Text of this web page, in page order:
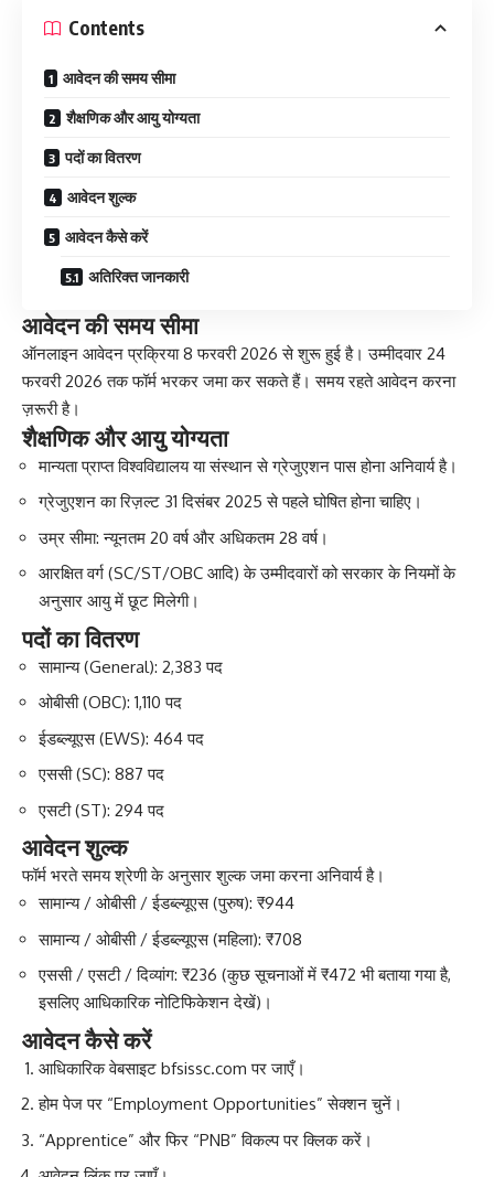
Contents
आवेदन की समय सीमा
शैक्षणिक और आयु योग्यता
पदों का वितरण
आवेदन शुल्क
आवेदन कैसे करें
अतिरिक्त जानकारी
आवेदन की समय सीमा
ऑनलाइन आवेदन प्रक्रिया 8 फरवरी 2026 से शुरू हुई है। उम्मीदवार 24
फरवरी 2026 तक फॉर्म भरकर जमा कर सकते हैं। समय रहते आवेदन करना
ज़रूरी है।
शैक्षणिक और आयु योग्यता
मान्यता प्राप्त विश्वविद्यालय या संस्थान से ग्रेजुएशन पास होना अनिवार्य है।
ग्रेजुएशन का रिज़ल्ट 31 दिसंबर 2025 से पहले घोषित होना चाहिए।
उम्र सीमा: न्यूनतम 20 वर्ष और अधिकतम 28 वर्ष।
आरक्षित वर्ग (SC/ST/OBC आदि) के उम्मीदवारों को सरकार के नियमों के
अनुसार आयु में छूट मिलेगी।
पदों का वितरण
सामान्य (General): 2,383 पद
ओबीसी (OBC): 1,110 पद
ईडब्ल्यूएस (EWS): 464 पद
एससी (SC): 887 पद
एसटी (ST): 294 पद
आवेदन शुल्क
फॉर्म भरते समय श्रेणी के अनुसार शुल्क जमा करना अनिवार्य है।
सामान्य / ओबीसी / ईडब्ल्यूएस (पुरुष): ₹944
सामान्य / ओबीसी / ईडब्ल्यूएस (महिला): ₹708
एससी / एसटी / दिव्यांग: ₹236 (कुछ सूचनाओं में ₹472 भी बताया गया है,
इसलिए आधिकारिक नोटिफिकेशन देखें)।
आवेदन कैसे करें
आधिकारिक वेबसाइट bfsissc.com पर जाएँ।
होम पेज पर “Employment Opportunities” सेक्शन चुनें।
“Apprentice” और फिर “PNB” विकल्प पर क्लिक करें।